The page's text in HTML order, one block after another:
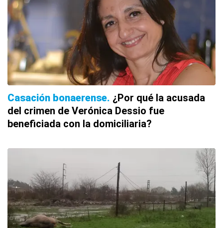
Casación bonaerense ¿Por qué la acusada
del crimen de Verónica Dessio fue
beneficiada con la domiciliaria?